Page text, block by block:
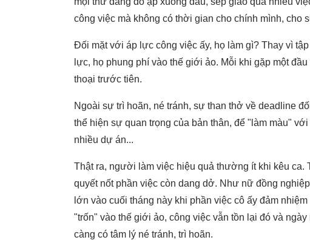
công việc mà không có thời gian cho chính mình, cho
Đối mặt với áp lực công việc ấy, họ làm gì? Thay vì
lực, họ phung phí vào thế giới ảo. Mỗi khi gặp một
thoại trước tiên.
Ngoài sự trì hoãn, né tránh, sự than thở về deadline
thể hiện sự quan trọng của bản thân, để "làm màu"
nhiều dự án...
Thật ra, người làm việc hiệu quả thường ít khi kêu ca.
quyết nốt phần việc còn dang dở. Như nữ đồng
lớn vào cuối tháng này khi phần việc cô ấy đảm
"trốn" vào thế giới ảo, công việc vẫn tồn lại đó và
càng có tâm lý né tránh, trì hoãn.